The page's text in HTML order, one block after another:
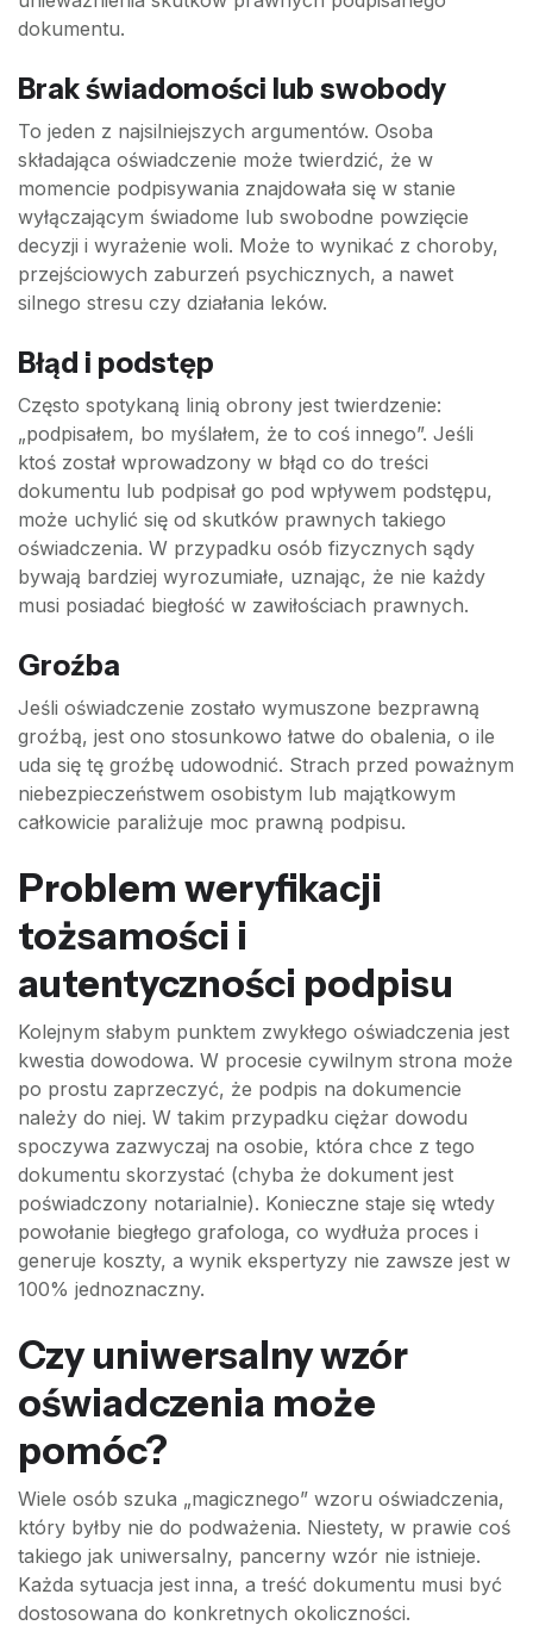
dokumentu.
Brak świadomości lub swobody
To jeden z najsilniejszych argumentów. Osoba
składająca oświadczenie może twierdzić, że w
momencie podpisywania znajdowała się w stanie
wyłączającym świadome lub swobodne powzięcie
decyzji i wyrażenie woli. Może to wynikać z choroby,
przejściowych zaburzeń psychicznych, a nawet
silnego stresu czy działania leków.
Błąd i podstęp
Często spotykaną linią obrony jest twierdzenie:
„podpisałem, bo myślałem, że to coś innego”. Jeśli
ktoś został wprowadzony w błąd co do treści
dokumentu lub podpisał go pod wpływem podstępu,
może uchylić się od skutków prawnych takiego
oświadczenia. W przypadku osób fizycznych sądy
bywają bardziej wyrozumiałe, uznając, że nie każdy
musi posiadać biegłość w zawiłościach prawnych.
Groźba
Jeśli oświadczenie zostało wymuszone bezprawną
groźbą, jest ono stosunkowo łatwe do obalenia, o ile
uda się tę groźbę udowodnić. Strach przed poważnym
niebezpieczeństwem osobistym lub majątkowym
całkowicie paraliżuje moc prawną podpisu.
Problem weryfikacji
tożsamości i
autentyczności podpisu
Kolejnym słabym punktem zwykłego oświadczenia jest
kwestia dowodowa. W procesie cywilnym strona może
po prostu zaprzeczyć, że podpis na dokumencie
należy do niej. W takim przypadku ciężar dowodu
spoczywa zazwyczaj na osobie, która chce z tego
dokumentu skorzystać (chyba że dokument jest
poświadczony notarialnie). Konieczne staje się wtedy
powołanie biegłego grafologa, co wydłuża proces i
generuje koszty, a wynik ekspertyzy nie zawsze jest w
100% jednoznaczny.
Czy uniwersalny wzór
oświadczenia może
pomóc?
Wiele osób szuka „magicznego” wzoru oświadczenia,
który byłby nie do podważenia. Niestety, w prawie coś
takiego jak uniwersalny, pancerny wzór nie istnieje.
Każda sytuacja jest inna, a treść dokumentu musi być
dostosowana do konkretnych okoliczności.